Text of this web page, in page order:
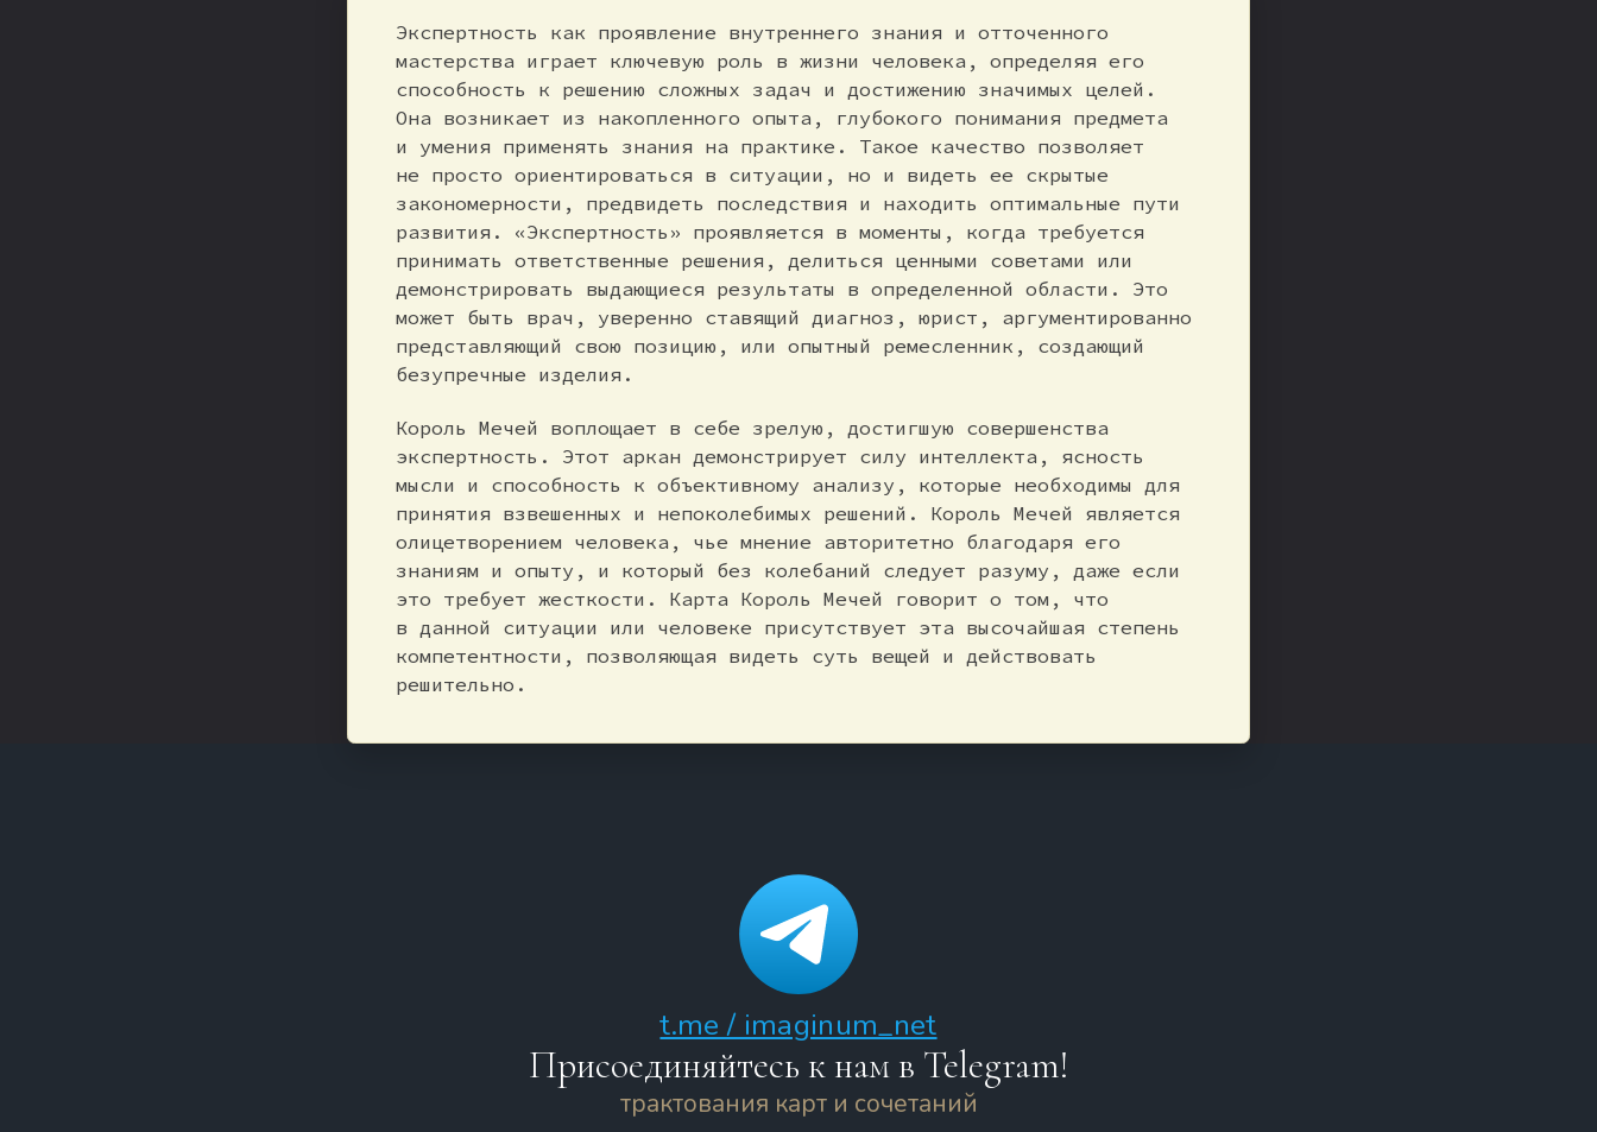
Экспертность как проявление внутреннего знания и отточенного
мастерства играет ключевую роль в жизни человека, определяя его
способность к решению сложных задач и достижению значимых целей.
Она возникает из накопленного опыта, глубокого понимания предмета
и умения применять знания на практике. Такое качество позволяет
не просто ориентироваться в ситуации, но и видеть ее скрытые
закономерности, предвидеть последствия и находить оптимальные пути
развития. «Экспертность» проявляется в моменты, когда требуется
принимать ответственные решения, делиться ценными советами или
демонстрировать выдающиеся результаты в определенной области. Это
может быть врач, уверенно ставящий диагноз, юрист, аргументированно
представляющий свою позицию, или опытный ремесленник, создающий
безупречные изделия.
Король Мечей воплощает в себе зрелую, достигшую совершенства
экспертность. Этот аркан демонстрирует силу интеллекта, ясность
мысли и способность к объективному анализу, которые необходимы для
принятия взвешенных и непоколебимых решений. Король Мечей является
олицетворением человека, чье мнение авторитетно благодаря его
знаниям и опыту, и который без колебаний следует разуму, даже если
это требует жесткости. Карта Король Мечей говорит о том, что
в данной ситуации или человеке присутствует эта высочайшая степень
компетентности, позволяющая видеть суть вещей и действовать
решительно.
t.me / imaginum_net
Присоединяйтесь к нам в Telegram!
трактования карт и сочетаний